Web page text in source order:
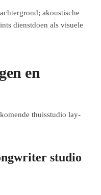
akoustische
dienstdoen als visuele
en
thuisstudio lay-
studio